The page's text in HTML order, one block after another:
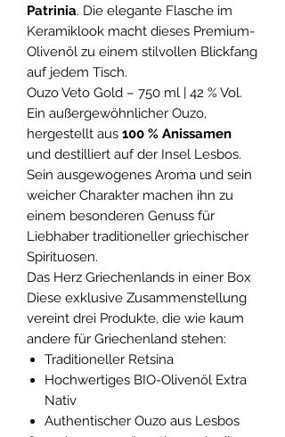
Patrinia. Die elegante Flasche im
Keramiklook macht dieses Premium-
Olivenöl zu einem stilvollen Blickfang
auf jedem Tisch.
Ouzo Veto Gold – 750 ml | 42 % Vol.
Ein außergewöhnlicher Ouzo,
hergestellt aus 100 % Anissamen
und destilliert auf der Insel Lesbos.
Sein ausgewogenes Aroma und sein
weicher Charakter machen ihn zu
einem besonderen Genuss für
Liebhaber traditioneller griechischer
Spirituosen.
Das Herz Griechenlands in einer Box
Diese exklusive Zusammenstellung
vereint drei Produkte, die wie kaum
andere für Griechenland stehen:
Traditioneller Retsina
Hochwertiges BIO-Olivenöl Extra
Nativ
Authentischer Ouzo aus Lesbos